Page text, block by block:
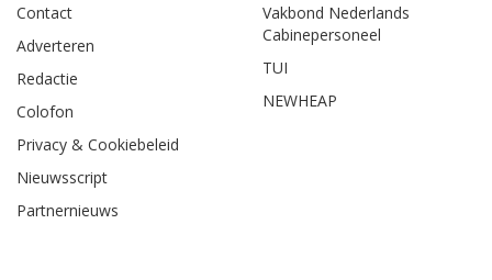
Contact
Adverteren
Redactie
Colofon
Privacy & Cookiebeleid
Nieuwsscript
Partnernieuws
Vakbond Nederlands
Cabinepersoneel
TUI
NEWHEAP